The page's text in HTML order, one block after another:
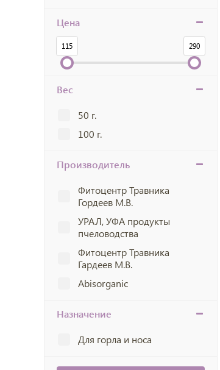
Цена
115 290
Вес
50 г.
100 г.
Производитель
Фитоцентр Травника
Гордеев М.В.
УРАЛ, УФА продукты
пчеловодства
Фитоцентр Травника
Гардеев М.В.
Abisorganic
Назначение
Для горла и носа